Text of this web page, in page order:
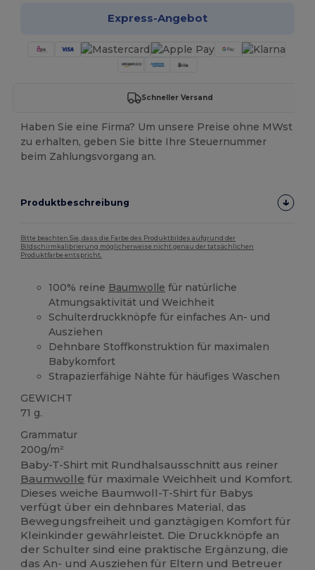
Express-Angebot
Schneller Versand
Haben Sie eine Firma? Um unsere Preise ohne MWst
zu erhalten, geben Sie bitte Ihre Steuernummer
beim Zahlungsvorgang an.
Produktbeschreibung
Bitte beachten Sie, dass die Farbe des Produktbildes aufgrund der
Bildschirmkalibrierung möglicherweise nicht genau der tatsächlichen
Produktfarbe entspricht.
100% reine Baumwolle für natürliche
Atmungsaktivität und Weichheit
Schulterdruckknöpfe für einfaches An- und
Ausziehen
Dehnbare Stoffkonstruktion für maximalen
Babykomfort
Strapazierfähige Nähte für häufiges Waschen
GEWICHT
71 g.
Grammatur
200g/m²
Baby-T-Shirt mit Rundhalsausschnitt aus reiner
Baumwolle für maximale Weichheit und Komfort.
Dieses weiche Baumwoll-T-Shirt für Babys
verfügt über ein dehnbares Material, das
Bewegungsfreiheit und ganztägigen Komfort für
Kleinkinder gewährleistet. Die Druckknöpfe an
der Schulter sind eine praktische Ergänzung, die
das An- und Ausziehen für Eltern und Betreuer